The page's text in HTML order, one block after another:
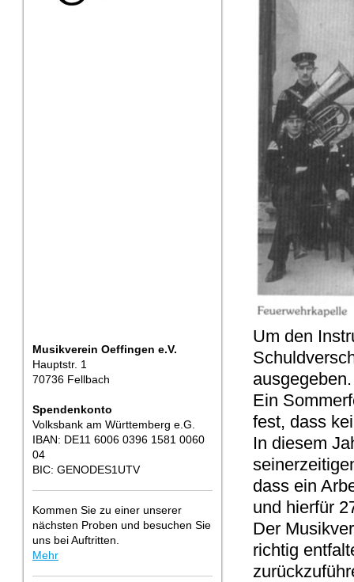
Musikverein Oeffingen e.V.
Hauptstr. 1
70736 Fellbach
Spendenkonto
Volksbank am Württemberg e.G.
IBAN: DE11 6006 0396 1581 0060
04
BIC: GENODES1UTV
Kommen Sie zu einer unserer
nächsten Proben und besuchen Sie
uns bei Auftritten.
Mehr
Um den
Ein
fest, dass
In diesem
dass ein
und hierfür
Der
richtig